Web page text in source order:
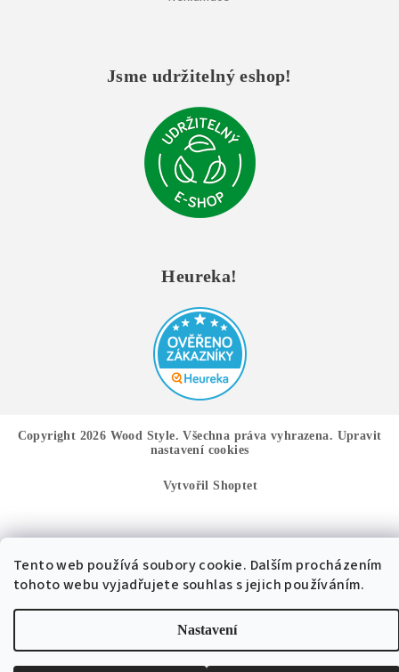
Tento web používá soubory cookie. Dalším procházením
tohoto webu vyjadřujete souhlas s jejich používáním.
Nastavení
Jsme udržitelný eshop!
Heureka!
Copyright 2026 Wood Style. Všechna práva vyhrazena. Upravit
nastavení cookies
Vytvořil Shoptet